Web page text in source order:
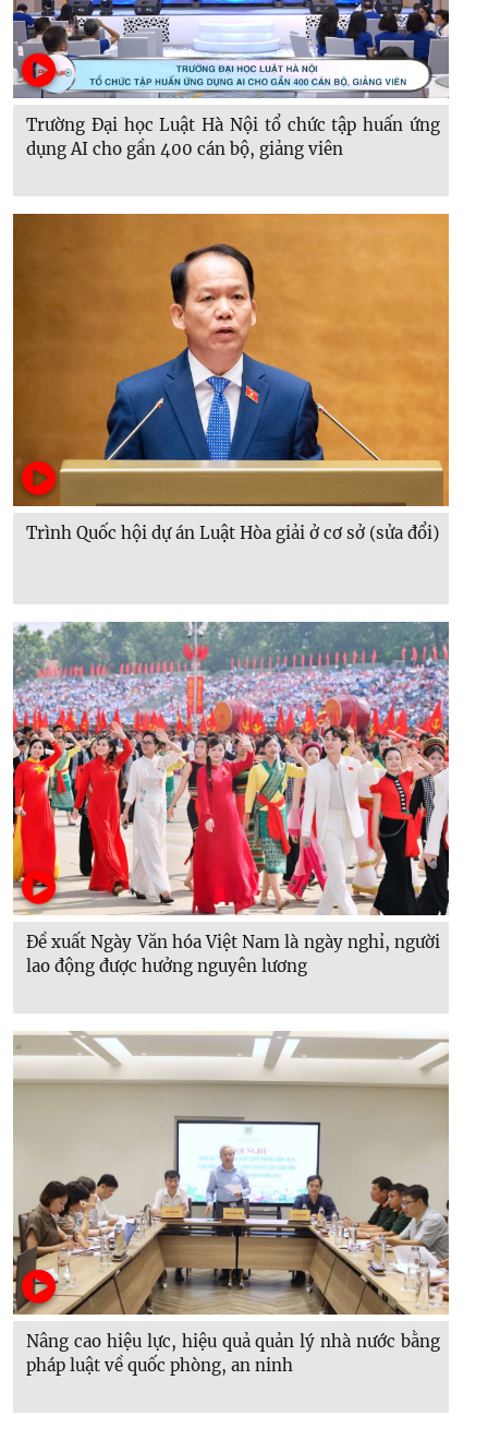
Trường Đại học Luật Hà Nội tổ chức tập huấn ứng
dụng AI cho gần 400 cán bộ, giảng viên
Trình Quốc hội dự án Luật Hòa giải ở cơ sở (sửa đổi)
Đề xuất Ngày Văn hóa Việt Nam là ngày nghỉ, người
lao động được hưởng nguyên lương
Nâng cao hiệu lực, hiệu quả quản lý nhà nước bằng
pháp luật về quốc phòng, an ninh